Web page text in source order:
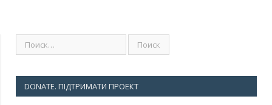
DONATE. ПІДТРИМАТИ ПРОЕКТ